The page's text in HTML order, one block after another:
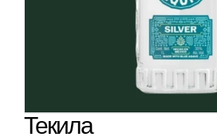
Текила